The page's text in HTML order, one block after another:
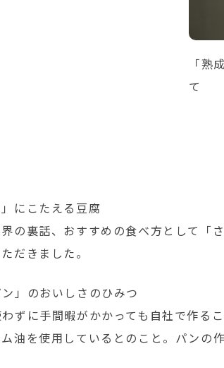
「熟
て
にこたえる豆腐
の裏話、おすすめの食べ方として
だきました。
」のおいしさのひみつ
ずに手間暇がかかっても自社で作る
油を使用しているとのこと。パンの